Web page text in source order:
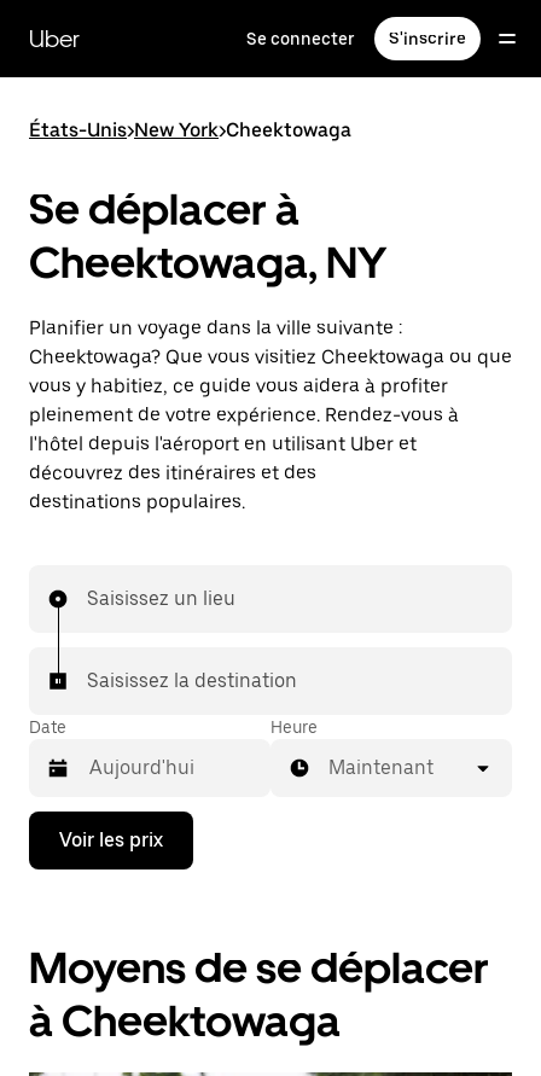
contenu
principal
Uber Se connecter S'inscrire
États-Unis>New York>Cheektowaga
Se déplacer à
Cheektowaga, NY
Planifier un voyage dans la ville suivante :
Cheektowaga? Que vous visitiez Cheektowaga ou que
vous y habitiez, ce guide vous aidera à profiter
pleinement de votre expérience. Rendez-vous à
l'hôtel depuis l'aéroport en utilisant Uber et
découvrez des itinéraires et des
destinations populaires.
Saisissez un lieu
Saisissez la destination
Date
Appuyez
la
bas
pour
ouvrir
le
calendrier
Heure
Maintenant
Voir les prix
Moyens de se déplacer
à Cheektowaga